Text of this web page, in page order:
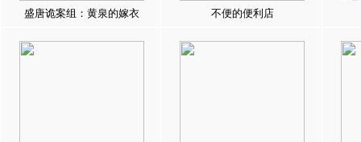
盛唐诡案组：黄泉的嫁衣 不便的便利店